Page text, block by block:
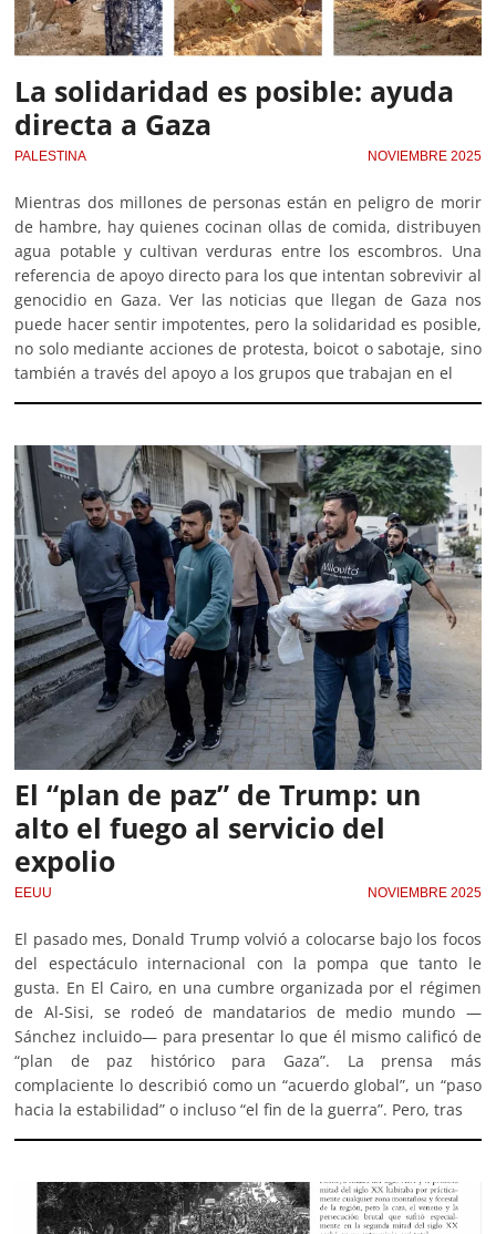
La solidaridad es posible: ayuda
directa a Gaza
PALESTINA NOVIEMBRE 2025
Mientras dos millones de personas están en peligro de morir
de hambre, hay quienes cocinan ollas de comida, distribuyen
agua potable y cultivan verduras entre los escombros. Una
referencia de apoyo directo para los que intentan sobrevivir al
genocidio en Gaza. Ver las noticias que llegan de Gaza nos
puede hacer sentir impotentes, pero la solidaridad es posible,
no solo mediante acciones de protesta, boicot o sabotaje, sino
también a través del apoyo a los grupos que trabajan en el
El “plan de paz” de Trump: un
alto el fuego al servicio del
expolio
EEUU NOVIEMBRE 2025
El pasado mes, Donald Trump volvió a colocarse bajo los focos
del espectáculo internacional con la pompa que tanto le
gusta. En El Cairo, en una cumbre organizada por el régimen
de Al-Sisi, se rodeó de mandatarios de medio mundo —
Sánchez incluido— para presentar lo que él mismo calificó de
“plan de paz histórico para Gaza”. La prensa más
complaciente lo describió como un “acuerdo global”, un “paso
hacia la estabilidad” o incluso “el fin de la guerra”. Pero, tras